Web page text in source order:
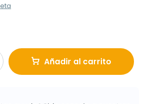
Añadir al carrito